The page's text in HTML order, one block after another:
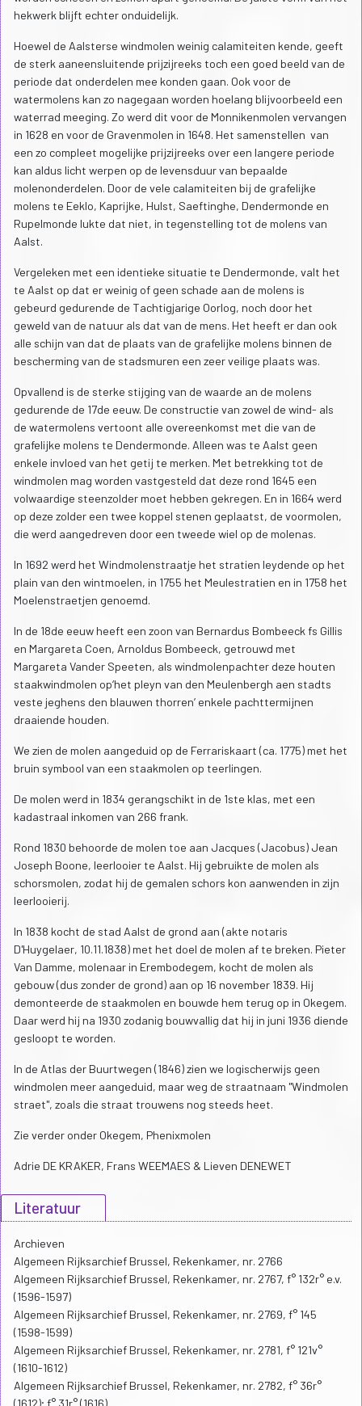
hekwerk blijft echter onduidelijk.
Hoewel de Aalsterse windmolen weinig calamiteiten kende, geeft
de sterk aaneensluitende prijzijreeks toch een goed beeld van de
periode dat onderdelen mee konden gaan. Ook voor de
watermolens kan zo nagegaan worden hoelang blijvoorbeeld een
waterrad meeging. Zo werd dit voor de Monnikenmolen vervangen
in 1628 en voor de Gravenmolen in 1648. Het samenstellen van
een zo compleet mogelijke prijzijreeks over een langere periode
kan aldus licht werpen op de levensduur van bepaalde
molenonderdelen. Door de vele calamiteiten bij de grafelijke
molens te Eeklo, Kaprijke, Hulst, Saeftinghe, Dendermonde en
Rupelmonde lukte dat niet, in tegenstelling tot de molens van
Aalst.
Vergeleken met een identieke situatie te Dendermonde, valt het
te Aalst op dat er weinig of geen schade aan de molens is
gebeurd gedurende de Tachtigjarige Oorlog, noch door het
geweld van de natuur als dat van de mens. Het heeft er dan ook
alle schijn van dat de plaats van de grafelijke molens binnen de
bescherming van de stadsmuren een zeer veilige plaats was.
Opvallend is de sterke stijging van de waarde an de molens
gedurende de 17de eeuw. De constructie van zowel de wind- als
de watermolens vertoont alle overeenkomst met die van de
grafelijke molens te Dendermonde. Alleen was te Aalst geen
enkele invloed van het getij te merken. Met betrekking tot de
windmolen mag worden vastgesteld dat deze rond 1645 een
volwaardige steenzolder moet hebben gekregen. En in 1664 werd
op deze zolder een twee koppel stenen geplaatst, de voormolen,
die werd aangedreven door een tweede wiel op de molenas.
In 1692 werd het Windmolenstraatje het stratien leydende op het
plain van den wintmoelen, in 1755 het Meulestratien en in 1758 het
Moelenstraetjen genoemd.
In de 18de eeuw heeft een zoon van Bernardus Bombeeck fs Gillis
en Margareta Coen, Arnoldus Bombeeck, getrouwd met
Margareta Vander Speeten, als windmolenpachter deze houten
staakwindmolen op‘het pleyn van den Meulenbergh aen stadts
veste jeghens den blauwen thorren’ enkele pachttermijnen
draaiende houden.
We zien de molen aangeduid op de Ferrariskaart (ca. 1775) met het
bruin symbool van een staakmolen op teerlingen.
De molen werd in 1834 gerangschikt in de 1ste klas, met een
kadastraal inkomen van 266 frank.
Rond 1830 behoorde de molen toe aan Jacques (Jacobus) Jean
Joseph Boone, leerlooier te Aalst. Hij gebruikte de molen als
schorsmolen, zodat hij de gemalen schors kon aanwenden in zijn
leerlooierij.
In 1838 kocht de stad Aalst de grond aan (akte notaris
D'Huygelaer, 10.11.1838) met het doel de molen af te breken. Pieter
Van Damme, molenaar in Erembodegem, kocht de molen als
gebouw (dus zonder de grond) aan op 16 november 1839. Hij
demonteerde de staakmolen en bouwde hem terug op in Okegem.
Daar werd hij na 1930 zodanig bouwvallig dat hij in juni 1936 diende
gesloopt te worden.
In de Atlas der Buurtwegen (1846) zien we logischerwijs geen
windmolen meer aangeduid, maar weg de straatnaam "Windmolen
straet", zoals die straat trouwens nog steeds heet.
Zie verder onder Okegem, Phenixmolen
Adrie DE KRAKER, Frans WEEMAES & Lieven DENEWET
Literatuur
Archieven
Algemeen Rijksarchief Brussel, Rekenkamer, nr. 2766
Algemeen Rijksarchief Brussel, Rekenkamer, nr. 2767, f° 132r° e.v.
(1596-1597)
Algemeen Rijksarchief Brussel, Rekenkamer, nr. 2769, f° 145
(1598-1599)
Algemeen Rijksarchief Brussel, Rekenkamer, nr. 2781, f° 121v°
(1610-1612)
Algemeen Rijksarchief Brussel, Rekenkamer, nr. 2782, f° 36r°